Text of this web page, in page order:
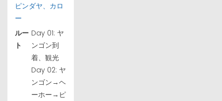
ピンダヤ、カロ
ー
ルー
ト
Day 01: ヤ
ンゴン到
着、観光
Day 02: ヤ
ンゴン→ヘ
ーホー→ピ